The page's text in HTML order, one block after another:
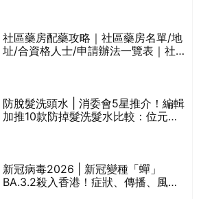
社區藥房配藥攻略｜社區藥房名單/地
址/合資格人士/申請辦法一覽表｜社
防脫髮洗頭水 | 消委會5星推介！編輯
加推10款防掉髮洗髮水比較：位元
新冠病毒2026 | 新冠變種「蟬」
BA.3.2殺入香港！症狀、傳播、風險